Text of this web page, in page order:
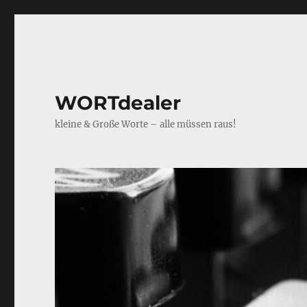
WORTdealer
kleine & Große Worte – alle müssen raus!